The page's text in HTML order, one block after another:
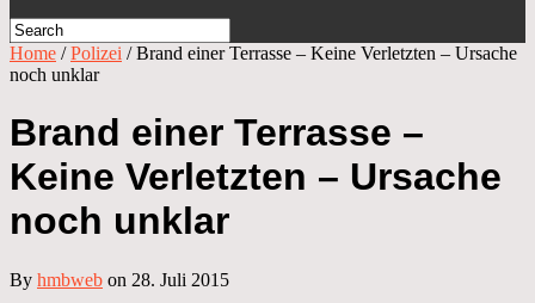
Home /Polizei /Brand einer Terrasse – Keine Verletzten – Ursache
noch unklar
Brand einer Terrasse –
Keine Verletzten – Ursache
noch unklar
By hmbweb on 28. Juli 2015